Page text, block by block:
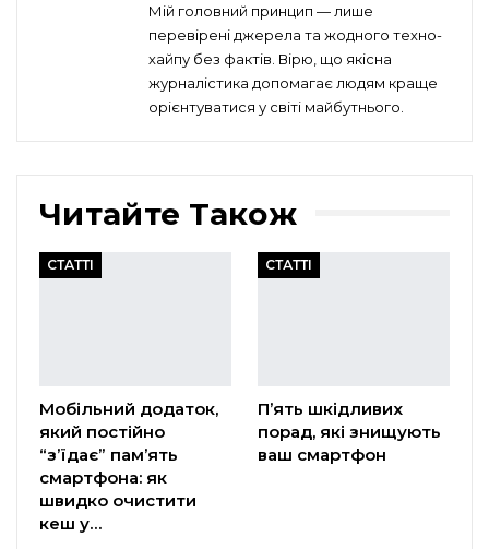
Мій головний принцип — лише
перевірені джерела та жодного техно-
хайпу без фактів. Вірю, що якісна
журналістика допомагає людям краще
орієнтуватися у світі майбутнього.
Читайте Також
СТАТТІ
Мобільний додаток,
який постійно
“з’їдає” пам’ять
смартфона: як
швидко очистити
кеш у…
СТАТТІ
П’ять шкідливих
порад, які знищують
ваш смартфон